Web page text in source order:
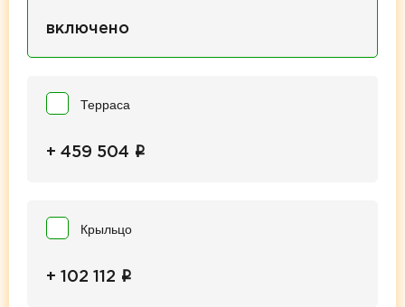
включено
Терраса
+ 459 504 i
Крыльцо
+ 102 112 i